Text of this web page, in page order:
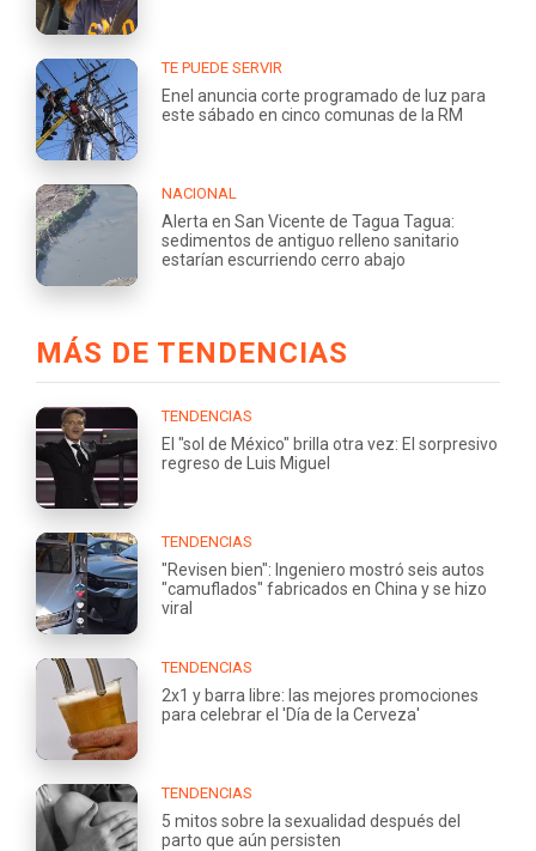
TE PUEDE SERVIR
Enel anuncia corte programado de luz para
este sábado en cinco comunas de la RM
NACIONAL
Alerta en San Vicente de Tagua Tagua:
sedimentos de antiguo relleno sanitario
estarían escurriendo cerro abajo
MÁS DE TENDENCIAS
TENDENCIAS
El "sol de México" brilla otra vez: El sorpresivo
regreso de Luis Miguel
TENDENCIAS
"Revisen bien": Ingeniero mostró seis autos
"camuflados" fabricados en China y se hizo
viral
TENDENCIAS
2x1 y barra libre: las mejores promociones
para celebrar el 'Día de la Cerveza'
TENDENCIAS
5 mitos sobre la sexualidad después del
parto que aún persisten